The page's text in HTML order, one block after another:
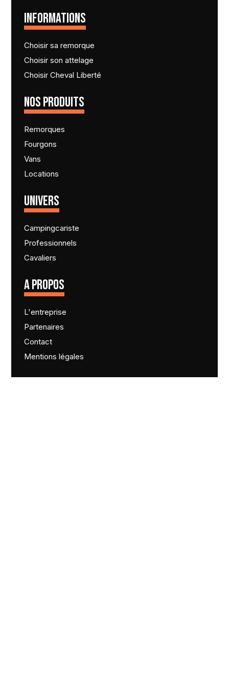
INFORMATIONS
Choisir sa remorque
Choisir son attelage
Choisir Cheval Liberté
NOS PRODUITS
Remorques
Fourgons
Vans
Locations
UNIVERS
Campingcariste
Professionnels
Cavaliers
A PROPOS
L'entreprise
Partenaires
Contact
Mentions légales